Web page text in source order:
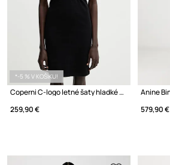
*-5 % V KOŠÍKU!
Coperni C-logo letné šaty hladké bavlnené
259,90 €
579,90 €